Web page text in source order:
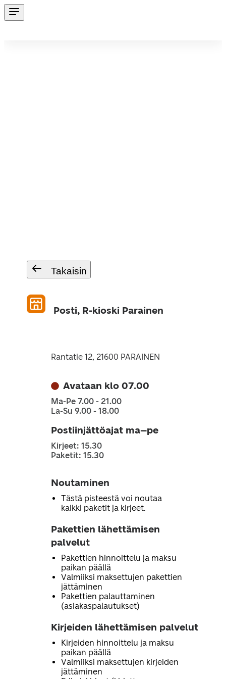
Takaisin
Posti, R-kioski Parainen
Rantatie 12, 21600 PARAINEN
Avataan klo 07.00
Ma-Pe 7.00 - 21.00
La-Su 9.00 - 18.00
Postiinjättöajat ma–pe
Kirjeet: 15.30
Paketit: 15.30
Noutaminen
Tästä pisteestä voi noutaa
kaikki paketit ja kirjeet.
Pakettien lähettämisen
palvelut
Pakettien hinnoittelu ja maksu
paikan päällä
Valmiiksi maksettujen pakettien
jättäminen
Pakettien palauttaminen
(asiakaspalautukset)
Kirjeiden lähettämisen palvelut
Kirjeiden hinnoittelu ja maksu
paikan päällä
Valmiiksi maksettujen kirjeiden
jättäminen